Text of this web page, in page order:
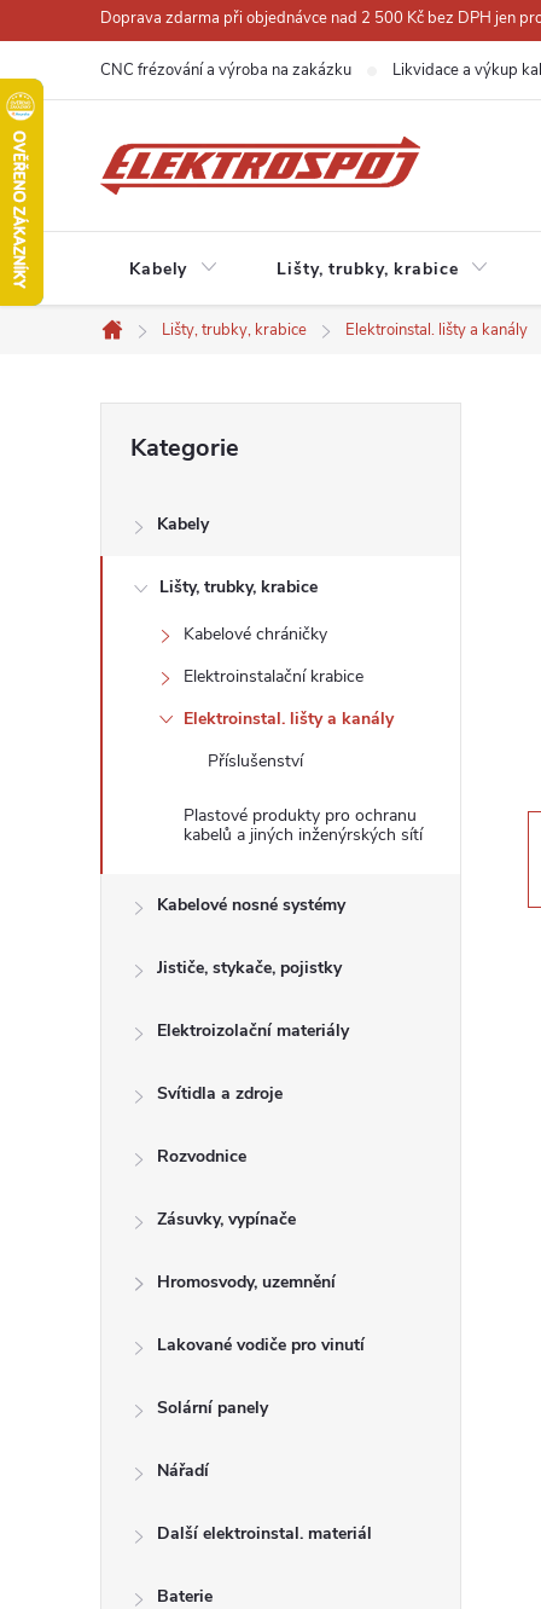
na
obsah
Doprava zdarma při objednávce nad 2 500 Kč bez DPH jen
CNC frézování a výroba na zakázku Likvidace a výkup
Kabely Lišty, trubky, krabice
Domů
Lišty, trubky, krabice Elektroinstal. lišty a kanály
s
kategorie
Kategorie
Kabely
Lišty, trubky, krabice
Kabelové chráničky
Elektroinstalační krabice
Elektroinstal. lišty a kanály
Příslušenství
Plastové produkty pro ochranu
kabelů a jiných inženýrských sítí
Kabelové nosné systémy
Jističe, stykače, pojistky
Elektroizolační materiály
Svítidla a zdroje
Rozvodnice
Zásuvky, vypínače
Hromosvody, uzemnění
Lakované vodiče pro vinutí
Solární panely
Nářadí
Další elektroinstal. materiál
Baterie